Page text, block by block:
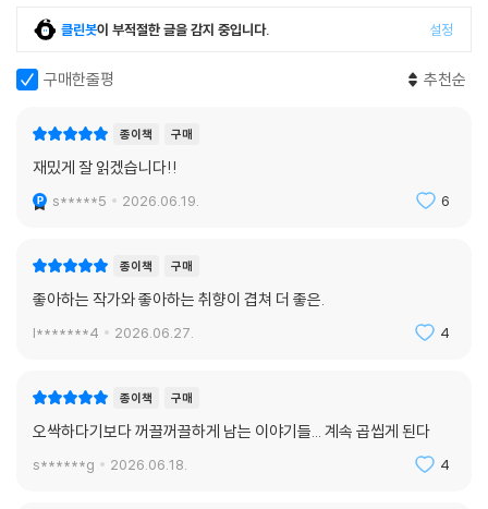
온건한 ‘편’이었다.
--- pp.290-291, 「고(蠱)」중에서
에 잠입하며 벌어지는 이야기다. 자신이 수백 년에 걸쳐 윤회를 거듭한 성
낸다. 그리고 어느 순간 자신이 만들어낸 ‘샹샤오잉’이라는 경극배우의 삶
사람이 더 많아요. 괜찮아요.” 자기보다 더 불쌍한 사람들이 자신을 위로함
한다. 이 소설의 테마가 윤회일 수도 있지만 ‘소속’일 수도 있다고. 어쩌면
인간이 가장 두려워하는 것은 귀신이 아니라 어디에도 소속되지 못하는 것
‘내일’의 소설 세 편이 말하는 건 하나다. ‘인간이 사라진 자리에는 결국 무
투를 그리고 있다. 그리고 우리는 ‘아미고’와의 첫 만남에서 스턴트맨이 들
었던 “당신은 무사할 거예요”라는 말이 어떤 의미인지, 소설의 마지막 장
클린봇이 부적절한 글을 감지 중입니다. 설정
구매한줄평 추천순
종이책 구매
재밌게 잘 읽겠습니다!!
s*****5 2026.06.19. 6
종이책 구매
좋아하는 작가와 좋아하는 취향이 겹쳐 더 좋은.
l*******4 2026.06.27. 4
종이책 구매
오싹하다기보다 꺼끌꺼끌하게 남는 이야기들... 계속 곱씹게 된다
s******g 2026.06.18. 4